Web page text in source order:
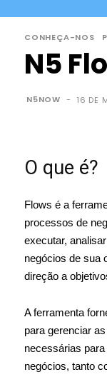
CONHEÇA-NOS
N5
N5NOW - 16 DE
O que é?
Flows é a
processos de
executar,
negócios de sua
direção a
A ferramenta
para gerenciar
necessárias
negócios, tanto